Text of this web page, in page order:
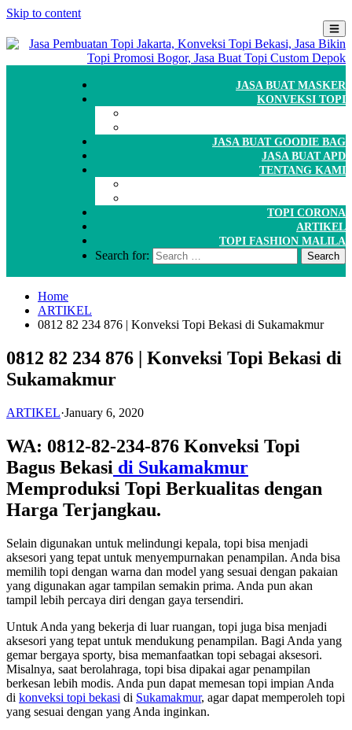
Skip to content
JASA BUAT MASKER
KONVEKSI TOPI
JASA BUAT GOODIE BAG
JASA BUAT APD
TENTANG KAMI
TOPI CORONA
ARTIKEL
TOPI FASHION MALILA
Search for:
Home
ARTIKEL
0812 82 234 876 | Konveksi Topi Bekasi di Sukamakmur
0812 82 234 876 | Konveksi Topi Bekasi di
Sukamakmur
ARTIKEL·January 6, 2020
WA: 0812-82-234-876 Konveksi Topi
Bagus Bekasi di Sukamakmur
Memproduksi Topi Berkualitas dengan
Harga Terjangkau.
Selain digunakan untuk melindungi kepala, topi bisa menjadi
aksesori yang tepat untuk menyempurnakan penampilan. Anda bisa
memilih topi dengan warna dan model yang sesuai dengan pakaian
yang digunakan agar tampilan semakin prima. Anda pun akan
tampil lebih percaya diri dengan gaya tersendiri.
Untuk Anda yang bekerja di luar ruangan, topi juga bisa menjadi
aksesori yang tepat untuk mendukung penampilan. Bagi Anda yang
gemar bergaya sporty, bisa memanfaatkan topi sebagai aksesori.
Misalnya, saat berolahraga, topi bisa dipakai agar penampilan
berkesan lebih modis. Anda pun dapat memesan topi impian Anda
di konveksi topi bekasi di Sukamakmur, agar dapat memperoleh topi
yang sesuai dengan yang Anda inginkan.